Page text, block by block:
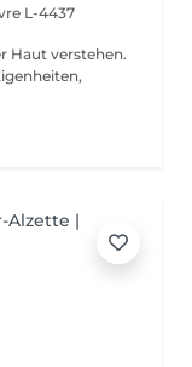
L-4437
Haut verstehen.